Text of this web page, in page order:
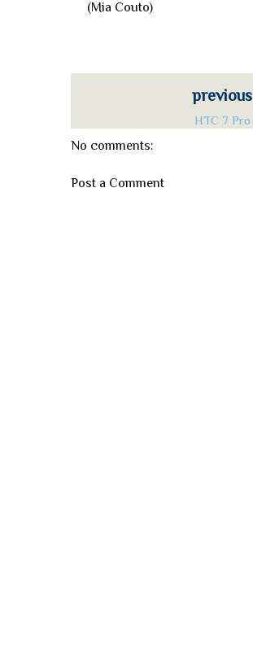
(Mia Couto)
previous
HTC 7 Pro
No comments:
Post a Comment